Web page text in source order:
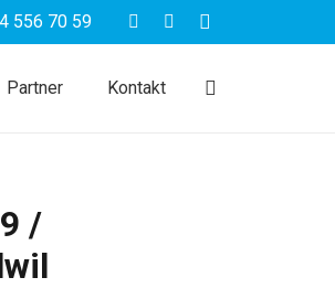
556 70 59
Partner Kontakt
/